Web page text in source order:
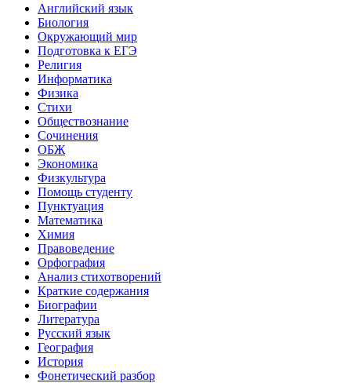
Английский язык
Биология
Окружающий мир
Подготовка к ЕГЭ
Религия
Информатика
Физика
Стихи
Обществознание
Сочинения
ОБЖ
Экономика
Физкультура
Помощь студенту
Пунктуация
Математика
Химия
Правоведение
Орфография
Анализ стихотворений
Краткие содержания
Биографии
Литература
Русский язык
География
История
Фонетический разбор